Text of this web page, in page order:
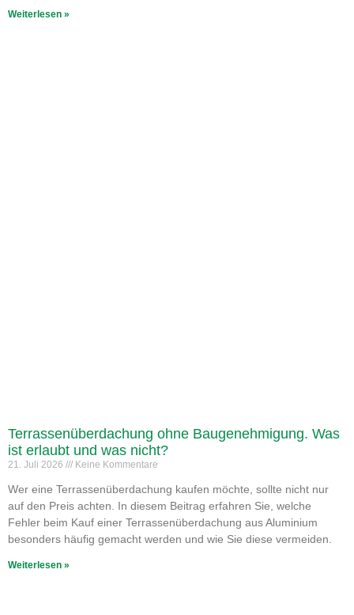
Weiterlesen »
Terrassenüberdachung ohne Baugenehmigung. Was
ist erlaubt und was nicht?
21. Juli 2026 Keine Kommentare
Wer eine Terrassenüberdachung kaufen möchte, sollte nicht nur
auf den Preis achten. In diesem Beitrag erfahren Sie, welche
Fehler beim Kauf einer Terrassenüberdachung aus Aluminium
besonders häufig gemacht werden und wie Sie diese vermeiden.
Weiterlesen »